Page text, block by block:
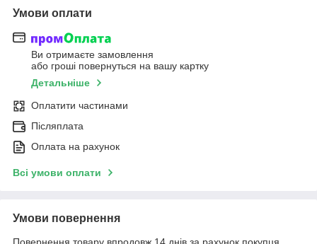
Умови оплати
Ви отримаєте замовлення
або гроші повернуться на вашу картку
Детальніше
Оплатити частинами
Післяплата
Оплата на рахунок
Всі умови оплати
Умови повернення